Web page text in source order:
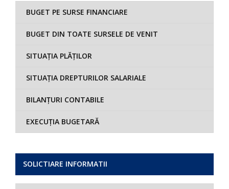
BUGET PE SURSE FINANCIARE
BUGET DIN TOATE SURSELE DE VENIT
SITUAȚIA PLĂȚILOR
SITUAȚIA DREPTURILOR SALARIALE
BILANȚURI CONTABILE
EXECUȚIA BUGETARĂ
SOLICTIARE INFORMATII